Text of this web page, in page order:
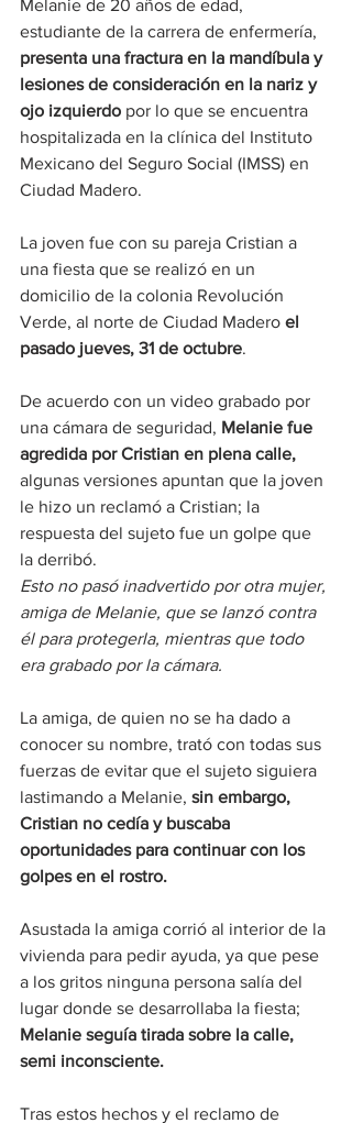
Melanie de 20 años de edad,
estudiante de la carrera de enfermería,
presenta una fractura en la mandíbula y
lesiones de consideración en la nariz y
ojo izquierdo por lo que se encuentra
hospitalizada en la clínica del Instituto
Mexicano del Seguro Social (IMSS) en
Ciudad Madero.
La joven fue con su pareja Cristian a
una fiesta que se realizó en un
domicilio de la colonia Revolución
Verde, al norte de Ciudad Madero el
pasado jueves, 31 de octubre.
De acuerdo con un video grabado por
una cámara de seguridad, Melanie fue
agredida por Cristian en plena calle,
algunas versiones apuntan que la joven
le hizo un reclamó a Cristian; la
respuesta del sujeto fue un golpe que
la derribó.
Esto no pasó inadvertido por otra mujer,
amiga de Melanie, que se lanzó contra
él para protegerla, mientras que todo
era grabado por la cámara.
La amiga, de quien no se ha dado a
conocer su nombre, trató con todas sus
fuerzas de evitar que el sujeto siguiera
lastimando a Melanie, sin embargo,
Cristian no cedía y buscaba
oportunidades para continuar con los
golpes en el rostro.
Asustada la amiga corrió al interior de la
vivienda para pedir ayuda, ya que pese
a los gritos ninguna persona salía del
lugar donde se desarrollaba la fiesta;
Melanie seguía tirada sobre la calle,
semi inconsciente.
Tras estos hechos y el reclamo de